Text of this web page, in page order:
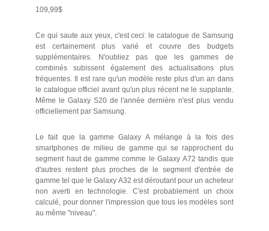
109,99$
Ce qui saute aux yeux, c'est ceci: le catalogue de Samsung
est certainement plus varié et couvre des budgets
supplémentaires. N'oubliez pas que les gammes de
combinés subissent également des actualisations plus
fréquentes. Il est rare qu'un modèle reste plus d'un an dans
le catalogue officiel avant qu'un plus récent ne le supplante.
Même le Galaxy S20 de l'année dernière n'est plus vendu
officiellement par Samsung.
Le fait que la gamme Galaxy A mélange à la fois des
smartphones de milieu de gamme qui se rapprochent du
segment haut de gamme comme le Galaxy A72 tandis que
d'autres restent plus proches de le segment d'entrée de
gamme tel que le Galaxy A32 est déroutant pour un acheteur
non averti en technologie. C'est probablement un choix
calculé, pour donner l'impression que tous les modèles sont
au même "niveau".